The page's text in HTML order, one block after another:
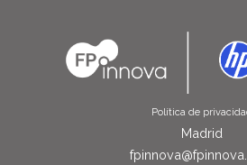
Política de
Madrid